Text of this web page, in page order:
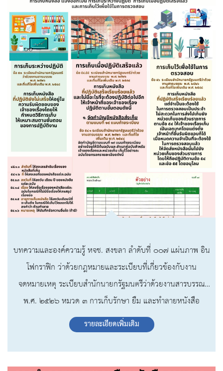
บทความและองค์ความรู้ หจช. สงขลา ลำดับที่ ๐๐๗ แผ่นภาพ อิน
โฟกราฟิก ว่าด้วยกฎหมายและระเบียบที่เกี่ยวข้องกับงาน
จดหมายเหตุ ระเบียบสำนักนายกรัฐมนตรีว่าด้วยงานสารบรรณ
พ.ศ. ๒๕๒๖ หมวด ๓ การเก็บรักษา ยืม และทำลายหนังสือ
รายละเอียดเพิ่มเติม